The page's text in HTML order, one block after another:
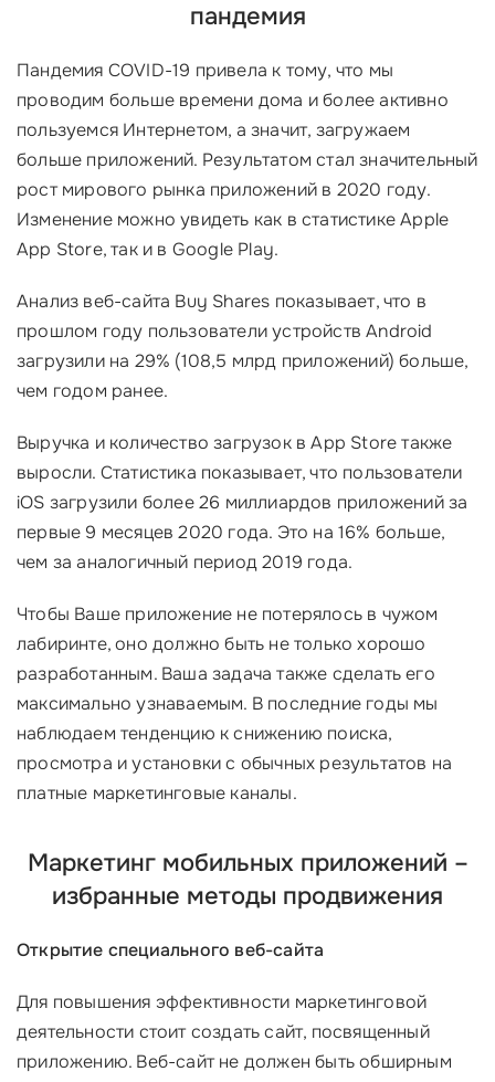
пандемия
Пандемия COVID-19 привела к тому, что мы
проводим больше времени дома и более активно
пользуемся Интернетом, а значит, загружаем
больше приложений. Результатом стал значительный
рост мирового рынка приложений в 2020 году.
Изменение можно увидеть как в статистике Apple
App Store, так и в Google Play.
Анализ веб-сайта Buy Shares показывает, что в
прошлом году пользователи устройств Android
загрузили на 29% (108,5 млрд приложений) больше,
чем годом ранее.
Выручка и количество загрузок в App Store также
выросли. Статистика показывает, что пользователи
iOS загрузили более 26 миллиардов приложений за
первые 9 месяцев 2020 года. Это на 16% больше,
чем за аналогичный период 2019 года.
Чтобы Ваше приложение не потерялось в чужом
лабиринте, оно должно быть не только хорошо
разработанным. Ваша задача также сделать его
максимально узнаваемым. В последние годы мы
наблюдаем тенденцию к снижению поиска,
просмотра и установки с обычных результатов на
платные маркетинговые каналы.
Маркетинг мобильных приложений –
избранные методы продвижения
Открытие специального веб-сайта
Для повышения эффективности маркетинговой
деятельности стоит создать сайт, посвященный
приложению. Веб-сайт не должен быть обширным